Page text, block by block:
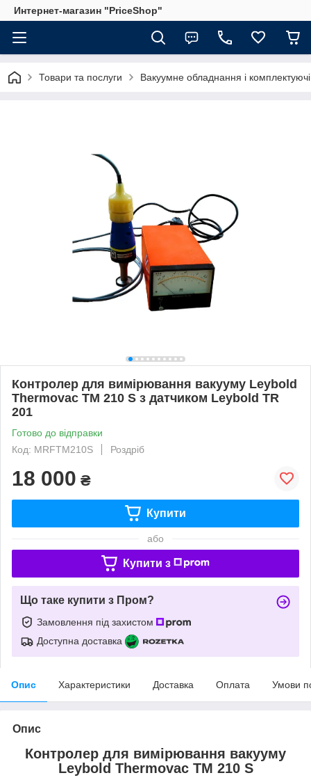
Интернет-магазин "PriceShop"
Товари та послуги Вакуумне обладнання і комплектуючі
Контролер для вимірювання вакууму Leybold
Thermovac TM 210 S з датчиком Leybold TR
201
Готово до відправки
Код: MRFTM210S
Роздріб
18 000 ₴
Купити
або
Купити з
Що таке купити з Пром?
Замовлення під захистом
Доступна доставка
Опис Характеристики Доставка Оплата Умови
Опис
Контролер для вимірювання вакууму
Leybold Thermovac TM 210 S